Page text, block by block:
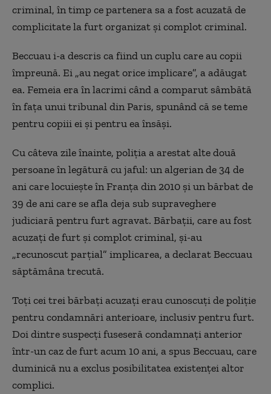
criminal, în timp ce partenera sa a fost acuzată de
complicitate la furt organizat şi complot criminal.
Beccuau i-a descris ca fiind un cuplu care au copii
împreună. Ei „au negat orice implicare”, a adăugat
ea. Femeia era în lacrimi când a comparut sâmbătă
în faţa unui tribunal din Paris, spunând că se teme
pentru copiii ei şi pentru ea însăşi.
Cu câteva zile înainte, poliţia a arestat alte două
persoane în legătură cu jaful: un algerian de 34 de
ani care locuieşte în Franţa din 2010 şi un bărbat de
39 de ani care se afla deja sub supraveghere
judiciară pentru furt agravat. Bărbaţii, care au fost
acuzaţi de furt şi complot criminal, şi-au
„recunoscut parţial” implicarea, a declarat Beccuau
săptămâna trecută.
Toţi cei trei bărbaţi acuzaţi erau cunoscuţi de poliţie
pentru condamnări anterioare, inclusiv pentru furt.
Doi dintre suspecţi fuseseră condamnaţi anterior
într-un caz de furt acum 10 ani, a spus Beccuau, care
duminică nu a exclus posibilitatea existenţei altor
complici.